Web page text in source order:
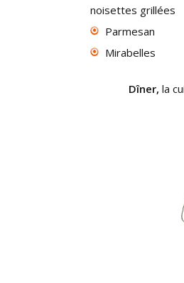
noisettes grillées
Parmesan
Mirabelles
Dîner,la